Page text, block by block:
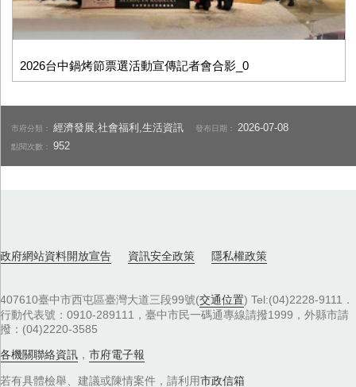
2026台中鍋烤節票選活動宣傳記者會合影_0
市府分類：經濟發展,社會福利,生活資訊 發布日期：2026-07-08
點閱次數：952
政府網站資料開放宣告 資訊安全政策 隱私權政策
407610臺中市西屯區臺灣大道三段99號(交通位置) Tel:(04)2228-9111．
行動代表號：0910-289111，臺中市民一碼通專線請撥1999，外縣市請
撥：(04)2220-3585
各機關聯絡資訊 ， 市府電子報
若有具體檢舉、建議或陳情案件，請利用市政信箱